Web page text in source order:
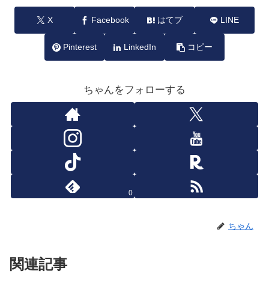
X Facebook はてブ LINE
Pinterest LinkedIn コピー
ちゃんをフォローする
0
ちゃん
関連記事